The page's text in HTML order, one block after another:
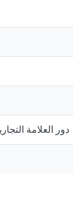
دور العلامة